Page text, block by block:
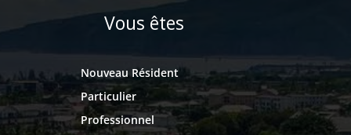
Vous êtes
Nouveau Résident
Particulier
Professionnel